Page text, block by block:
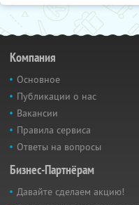
Компания
Основное
Публикации о нас
Вакансии
Правила сервиса
Ответы на вопросы
Бизнес-Партнёрам
Давайте сделаем акцию!